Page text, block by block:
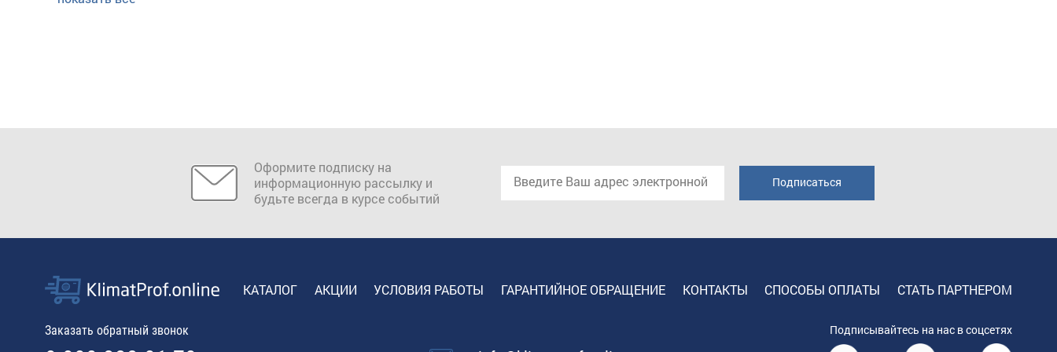
Оформите подписку на
информационную рассылку и
будьте всегда в курсе событий
КАТАЛОГ АКЦИИ УСЛОВИЯ РАБОТЫ ГАРАНТИЙНОЕ ОБРАЩЕНИЕ КОНТАКТЫ СПОСОБЫ ОПЛАТЫ СТАТЬ ПАРТНЕРОМ
Заказать обратный звонок Подписывайтесь на нас в соцсетях